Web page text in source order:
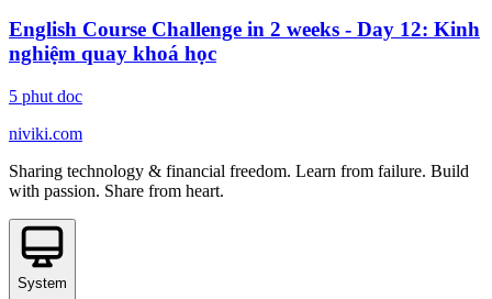
English Course Challenge in 2 weeks - Day 12: Kinh
nghiệm quay khoá học
5 phut doc
niviki.com
Sharing technology & financial freedom. Learn from failure. Build
with passion. Share from heart.
System